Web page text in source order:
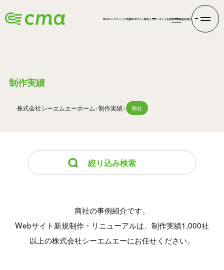
Webマーケティング支援Webサイト制作インターネット広告制作実績会社紹介
制作実績
株式会社シーエムエーホーム 制作実績 商社
絞り込み検索
商社の事例紹介です。
Webサイト新規制作・リニューアルは、制作実績1,000社
以上の株式会社シーエムエーにお任せください。